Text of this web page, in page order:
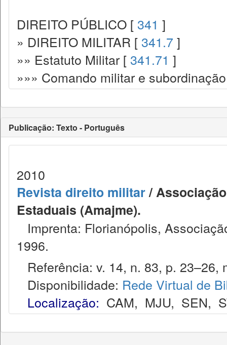
DIREITO PÚBLICO [ 341 ]
» DIREITO MILITAR [ 341.7 ]
»» Estatuto Militar [ 341.71 ]
»»» Comando militar e
Publicação: Texto - Português
2010
Revista direito militar/
Estaduais (Amajme).
Imprenta: Florianópolis,
1996.
Referência: v. 14, n. 83, p. 23–26,
Disponibilidade: Rede Virtual de
Localização: CAM, MJU, SEN,